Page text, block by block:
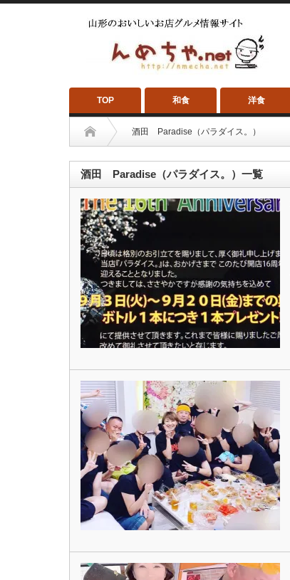
TOP 和食 洋食
酒田 Paradise（パラダイス。）
酒田 Paradise（パラダイス。）一覧